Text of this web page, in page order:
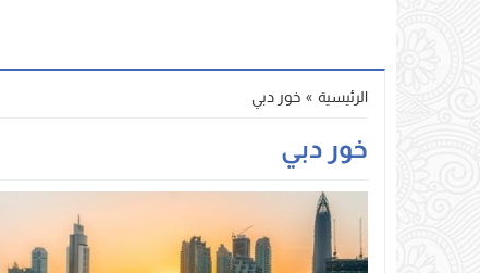
الرئيسية » خور دبي
خور دبي